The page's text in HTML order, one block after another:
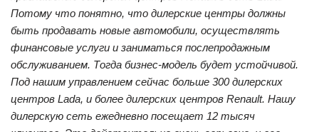
Потому что понятно, что дилерские центры должны
быть продавать новые автомобили, осуществлять
финансовые услуги и заниматься послепродажным
обслуживанием. Тогда бизнес-модель будет устойчивой.
Под нашим управлением сейчас больше 300 дилерских
центров Lada, и более дилерских центров Renault. Нашу
дилерскую сеть ежедневно посещает 12 тысяч